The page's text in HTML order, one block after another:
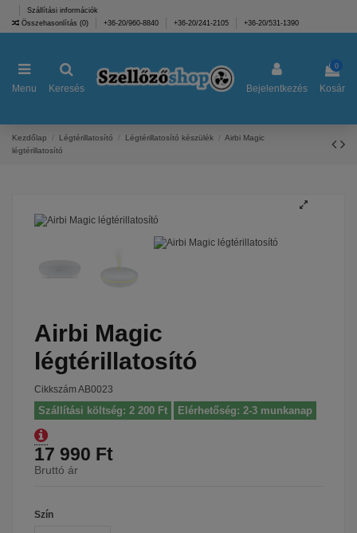
Szállítási információk
Összehasonlítás (0) +36-20/960-8840 +36-20/241-2105 +36-20/531-1390
Menu Keresés Bejelentkezés
0
Kosár
Kezdőlap Légtérillatosító Légtérillatosító készülék
Airbi Magic
légtérillatosító
Airbi Magic
légtérillatosító
Cikkszám AB0023
Szállítási költség: 2 200 Ft Elérhetőség: 2-3 munkanap
17 990 Ft
Bruttó ár
Szín